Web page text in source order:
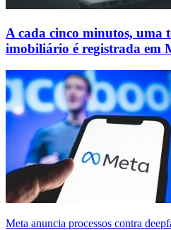
A cada cinco minutos, uma
imobiliário é registrada em
Meta anuncia processos contra